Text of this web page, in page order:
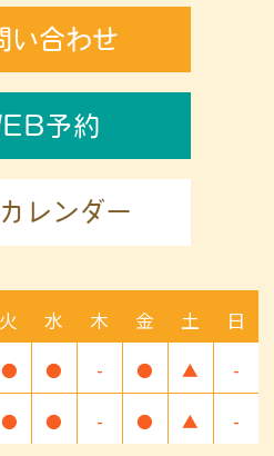
い合わせ
予約
レンダー
火 水 木 金 土 日
● ● - ● ▲ -
● ● - ● ▲ -